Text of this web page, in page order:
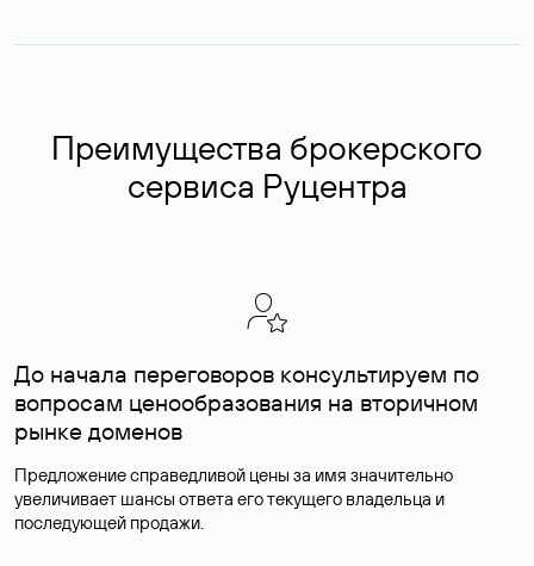
Преимущества брокерского
сервиса Руцентра
До начала переговоров консультируем по
вопросам ценообразования на вторичном
рынке доменов
Предложение справедливой цены за имя значительно
увеличивает шансы ответа его текущего владельца и
последующей продажи.